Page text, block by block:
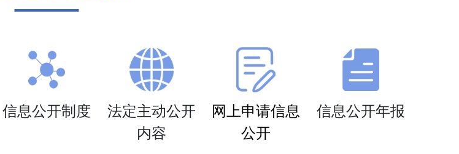
信息公开制度
法定主动公开
内容
网上申请信息
公开
信息公开年报